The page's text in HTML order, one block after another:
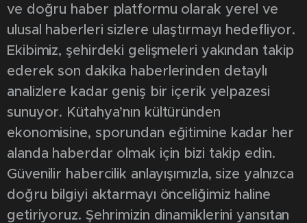
ve doğru haber platformu olarak yerel ve
ulusal haberleri sizlere ulaştırmayı hedefliyor.
Ekibimiz, şehirdeki gelişmeleri yakından takip
ederek son dakika haberlerinden detaylı
analizlere kadar geniş bir içerik yelpazesi
sunuyor. Kütahya’nın kültüründen
ekonomisine, sporundan eğitimine kadar her
alanda haberdar olmak için bizi takip edin.
Güvenilir habercilik anlayışımızla, size yalnızca
doğru bilgiyi aktarmayı önceliğimiz haline
getiriyoruz. Şehrimizin dinamiklerini yansıtan